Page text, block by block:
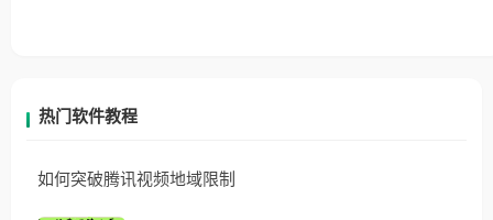
热门软件教程
如何突破腾讯视频地域限制